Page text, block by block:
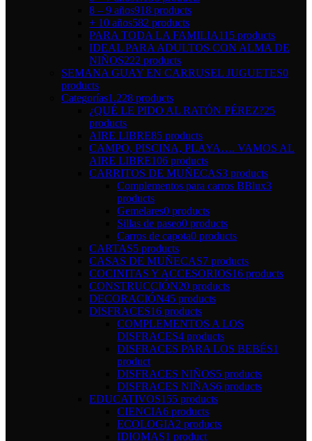
8 – 9 años918 products
+ 10 años582 products
PARA TODA LA FAMILIA115 products
IDEAL PARA ADULTOS CON ALMA DE
NIÑOS222 products
SEMANA GUAY EN CARRUSEL JUGUETES0
products
Categorías1.228 products
¿QUÉ LE PIDO AL RATÓN PÉREZ?25
products
AIRE LIBRE85 products
CAMPO, PISCINA, PLAYA…. VAMOS AL
AIRE LIBRE106 products
CARRITOS DE MUÑECAS3 products
Complementos para carros BBlux3
products
Gemelares0 products
Sillas de paseo0 products
Carros de capota0 products
CARTAS5 products
CASAS DE MUÑECAS7 products
COCINITAS Y ACCESORIOS16 products
CONSTRUCCIÓN20 products
DECORACIÓN45 products
DISFRACES16 products
COMPLEMENTOS A LOS
DISFRACES4 products
DISFRACES PARA LOS BEBÉS1
product
DISFRACES NIÑOS5 products
DISFRACES NIÑAS6 products
EDUCATIVOS155 products
CIENCIA6 products
ECOLOGIA2 products
IDIOMAS1 product